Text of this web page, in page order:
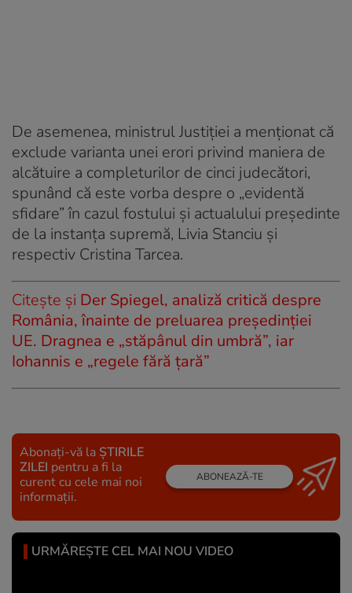
De asemenea, ministrul Justiției a menționat că
exclude varianta unei erori privind maniera de
alcătuire a completurilor de cinci judecători,
spunând că este vorba despre o „evidentă
sfidare” în cazul fostului şi actualului preşedinte
de la instanţa supremă, Livia Stanciu şi
respectiv Cristina Tarcea.
Citește și Der Spiegel, analiză critică despre
România, înainte de preluarea președinției
UE. Dragnea e „stăpânul din umbră”, iar
Iohannis e „regele fără țară”
Abonați-vă la ȘTIRILE
ZILEI pentru a fi la
curent cu cele mai noi
informații.
ABONEAZĂ-TE
URMĂREȘTE CEL MAI NOU VIDEO